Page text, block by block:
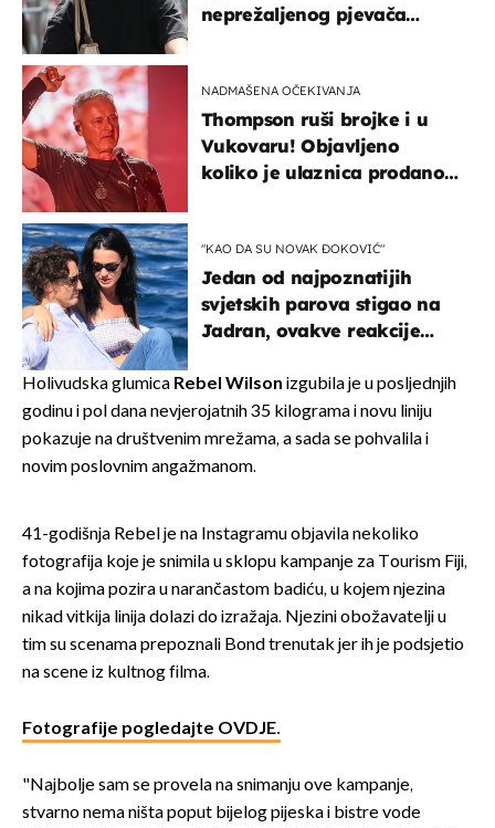
neprežaljenog pjevača
NADMAŠENA OČEKIVANJA
Thompson ruši brojke i u
Vukovaru! Objavljeno
koliko je ulaznica prodano
"KAO DA SU NOVAK ĐOKOVIĆ"
Jedan od najpoznatijih
svjetskih parova stigao na
Jadran, ovakve reakcije
Holivudska glumica Rebel Wilson izgubila je u posljednjih
godinu i pol dana nevjerojatnih 35 kilograma i novu liniju
pokazuje na društvenim mrežama, a sada se pohvalila i
novim poslovnim angažmanom.
41-godišnja Rebel je na Instagramu objavila nekoliko
fotografija koje je snimila u sklopu kampanje za Tourism Fiji,
a na kojima pozira u narančastom badiću, u kojem njezina
nikad vitkija linija dolazi do izražaja. Njezini obožavatelji u
tim su scenama prepoznali Bond trenutak jer ih je podsjetio
na scene iz kultnog filma.
Fotografije pogledajte OVDJE.
"Najbolje sam se provela na snimanju ove kampanje,
stvarno nema ništa poput bijelog pijeska i bistre vode